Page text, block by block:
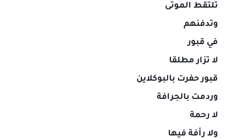
تلتقط الموتى
وتدفنهم
في قبور
لا تزار مطلقا
قبور حفرت بالبوكلاين
وردمت بالجرافة
لا رحمة
ولا رأفة فيها